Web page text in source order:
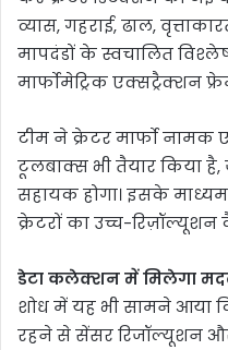
व्यास, गहराई, ढाल,
मापदंडों के स्वचालित
मार्फोमेट्रिक एक्सट्रैक्शन
टीम ने क्रेटर मार्फो नामक
टूलबाक्स भी तैयार किया
सहायक होगा। इसके
क्रेटरों का उच्च-
डेटा कलेक्शन में मिलेगा
शोध में यह भी सामने आया
रहने से सेंसर रिजॉल्यूशन